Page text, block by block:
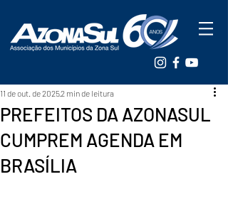
PREFEITOS DA AZONASUL
CUMPREM AGENDA EM
BRASÍLIA
11 de out. de 20252 min de leitura